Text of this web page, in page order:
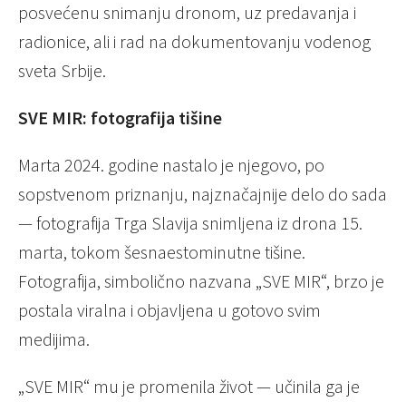
posvećenu snimanju dronom, uz predavanja i
radionice, ali i rad na dokumentovanju vodenog
sveta Srbije.
SVE MIR: fotografija tišine
Marta 2024. godine nastalo je njegovo, po
sopstvenom priznanju, najznačajnije delo do sada
— fotografija Trga Slavija snimljena iz drona 15.
marta, tokom šesnaestominutne tišine.
Fotografija, simbolično nazvana „SVE MIR“, brzo je
postala viralna i objavljena u gotovo svim
medijima.
„SVE MIR“ mu je promenila život — učinila ga je